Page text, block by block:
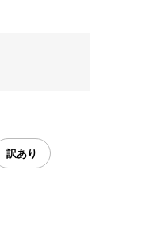
訳あり